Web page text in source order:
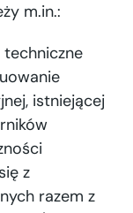
m.in.:
istniejącej
z
razem z